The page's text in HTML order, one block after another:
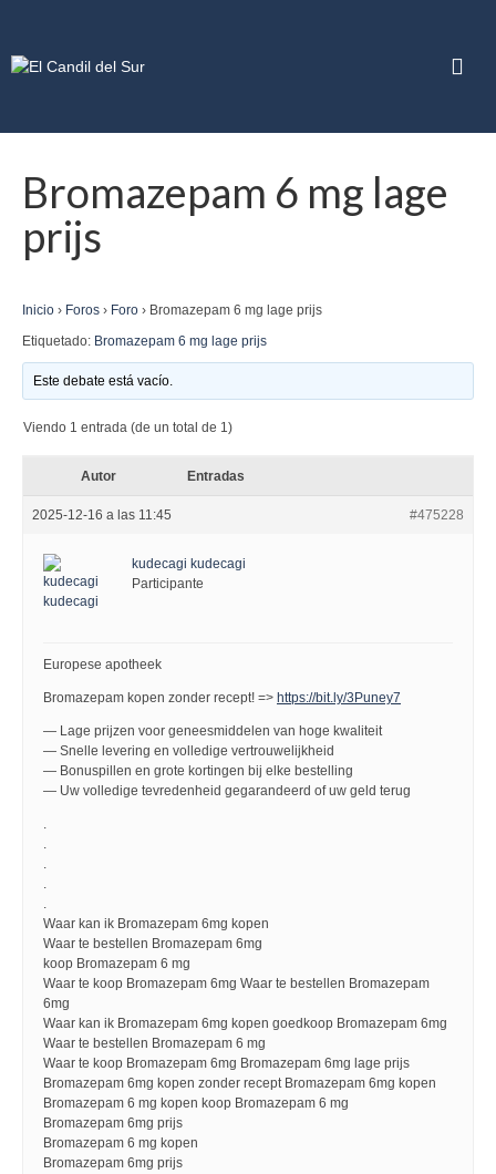
Bromazepam 6 mg lage
prijs
Inicio › Foros › Foro › Bromazepam 6 mg lage prijs
Etiquetado: Bromazepam 6 mg lage prijs
Este debate está vacío.
Viendo 1 entrada (de un total de 1)
Autor Entradas
2025-12-16 a las 11:45 #475228
kudecagi kudecagi
Participante
Europese apotheek
Bromazepam kopen zonder recept! => https://bit.ly/3Puney7
— Lage prijzen voor geneesmiddelen van hoge kwaliteit
— Snelle levering en volledige vertrouwelijkheid
— Bonuspillen en grote kortingen bij elke bestelling
— Uw volledige tevredenheid gegarandeerd of uw geld terug
.
.
.
.
.
Waar kan ik Bromazepam 6mg kopen
Waar te bestellen Bromazepam 6mg
koop Bromazepam 6 mg
Waar te koop Bromazepam 6mg Waar te bestellen Bromazepam
6mg
Waar kan ik Bromazepam 6mg kopen goedkoop Bromazepam 6mg
Waar te bestellen Bromazepam 6 mg
Waar te koop Bromazepam 6mg Bromazepam 6mg lage prijs
Bromazepam 6mg kopen zonder recept Bromazepam 6mg kopen
Bromazepam 6 mg kopen koop Bromazepam 6 mg
Bromazepam 6mg prijs
Bromazepam 6 mg kopen
Bromazepam 6mg prijs